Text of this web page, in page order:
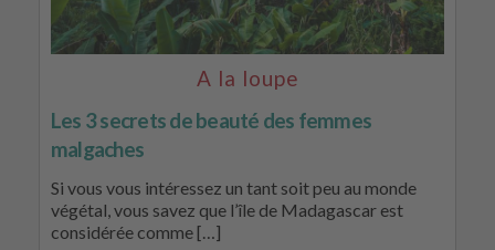
A la loupe
Les 3 secrets de beauté des femmes
malgaches
Si vous vous intéressez un tant soit peu au monde
végétal, vous savez que l’île de Madagascar est
considérée comme […]